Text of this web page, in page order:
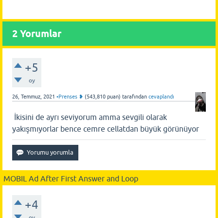
2 Yorumlar
+5
oy
26, Temmuz, 2021 •Prenses ❥ (543,810 puan) tarafından cevaplandı
İkisini de ayrı seviyorum amma sevgili olarak
yakışmıyorlar bence cemre cellatdan büyük görünüyor
MOBIL Ad After First Answer and Loop
+4